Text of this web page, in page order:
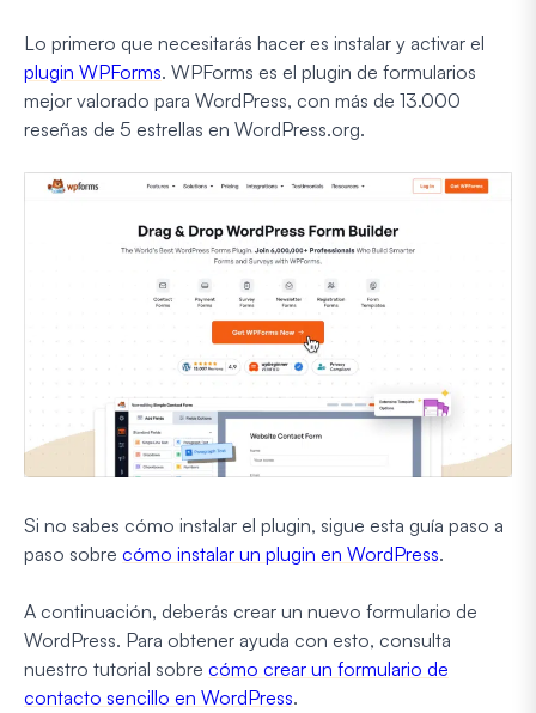
Lo primero que necesitarás hacer es instalar y activar el
plugin WPForms. WPForms es el plugin de formularios
mejor valorado para WordPress, con más de 13.000
reseñas de 5 estrellas en WordPress.org.
Si no sabes cómo instalar el plugin, sigue esta guía paso a
paso sobre cómo instalar un plugin en WordPress.
A continuación, deberás crear un nuevo formulario de
WordPress. Para obtener ayuda con esto, consulta
nuestro tutorial sobre cómo crear un formulario de
contacto sencillo en WordPress.